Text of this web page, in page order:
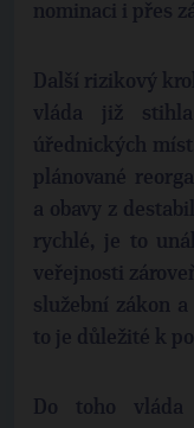
nominaci i přes
Další rizikový
vláda již
úřednických
plánované
a obavy z
rychlé, je to
veřejnosti
služební zákon
to je důležité k
Do toho